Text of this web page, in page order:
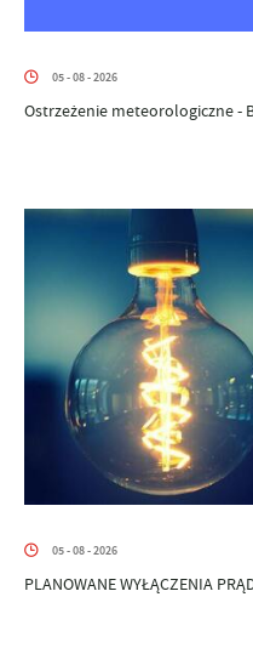
05 - 08 - 2026
Ostrzeżenie meteorologiczne -
05 - 08 - 2026
PLANOWANE WYŁĄCZENIA